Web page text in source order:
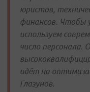
юристов,
финансов. Чтобы
используем
число персонала.
идёт на
Глазунов.